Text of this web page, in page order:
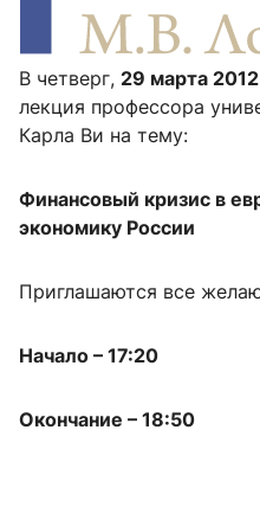
В четверг, 29 марта 2012
лекция профессора
Карла Ви на тему:
Финансовый кризис в
экономику России
Приглашаются все
Начало – 17:20
Окончание – 18:50